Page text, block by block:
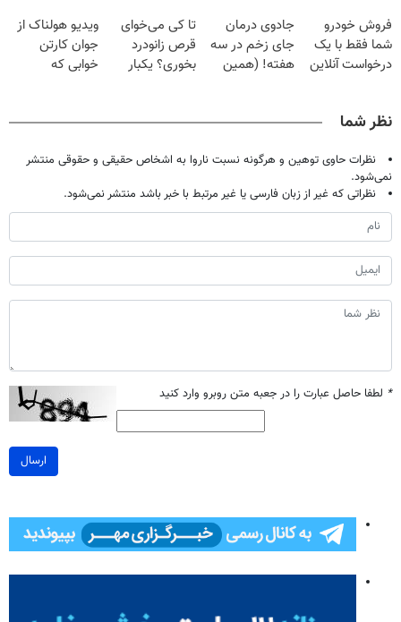
تحمل میکنی؟❗
خانگی
میلیون تومان!!!
فروش خودرو
شما فقط با یک
درخواست آنلاین
جادوی درمان
جای زخم در سه
هفته! (همین
تا کی می‌خوای
قرص زانودرد
بخوری؟ یکبار
ویدیو هولناک از
جوان کارتن
خوابی که
نظر شما
نظرات حاوی توهین و هرگونه نسبت ناروا به اشخاص حقیقی و حقوقی منتشر
نمی‌شود.
نظراتی که غیر از زبان فارسی یا غیر مرتبط با خبر باشد منتشر نمی‌شود.
* لطفا حاصل عبارت را در جعبه متن روبرو وارد کنید
ارسال